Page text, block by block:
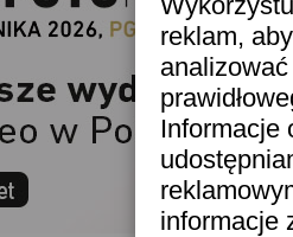
reklam,
Informacje
informacje